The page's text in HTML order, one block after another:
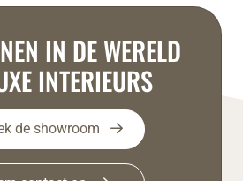
IN DE WERELD
INTERIEURS
de showroom